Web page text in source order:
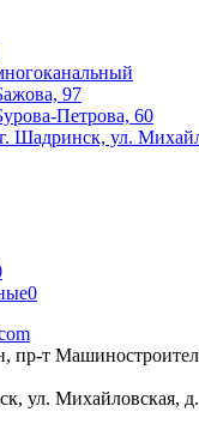
97
Петрова, 60
г. Шадринск, ул.
0
пр-т
ул. Михайловская,